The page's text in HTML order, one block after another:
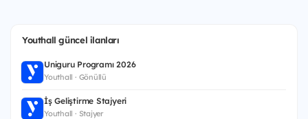
Youthall güncel ilanları
Uniguru Programı 2026
Youthall · Gönüllü
İş Geliştirme Stajyeri
Youthall · Stajyer